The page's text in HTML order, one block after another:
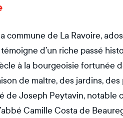
commune de La Ravoire,
d’un riche passé
à la bourgeoisie fortunée
de maître, des jardins,
de Joseph Peytavin, notable
Camille Costa de